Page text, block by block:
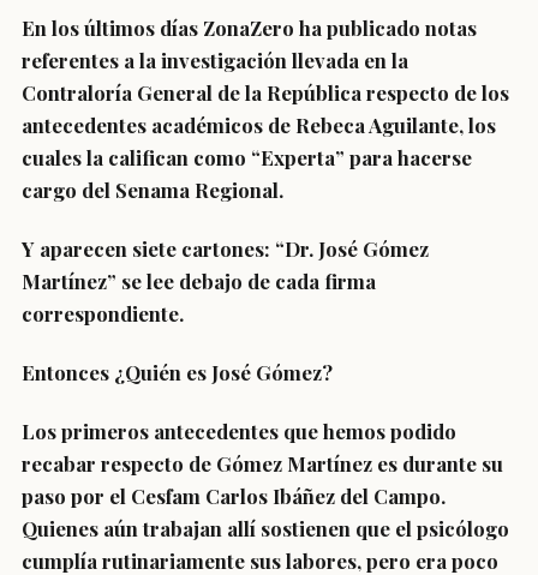
En los últimos días ZonaZero ha publicado notas
referentes a la investigación llevada en la
Contraloría General de la República respecto de los
antecedentes académicos de Rebeca Aguilante, los
cuales la califican como “Experta” para hacerse
cargo del Senama Regional.
Y aparecen siete cartones: “Dr. José Gómez
Martínez” se lee debajo de cada firma
correspondiente.
Entonces ¿Quién es José Gómez?
Los primeros antecedentes que hemos podido
recabar respecto de Gómez Martínez es durante su
paso por el Cesfam Carlos Ibáñez del Campo.
Quienes aún trabajan allí sostienen que el psicólogo
cumplía rutinariamente sus labores, pero era poco